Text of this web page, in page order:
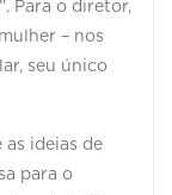
Para o diretor,
– nos
seu único
as ideias de
para o